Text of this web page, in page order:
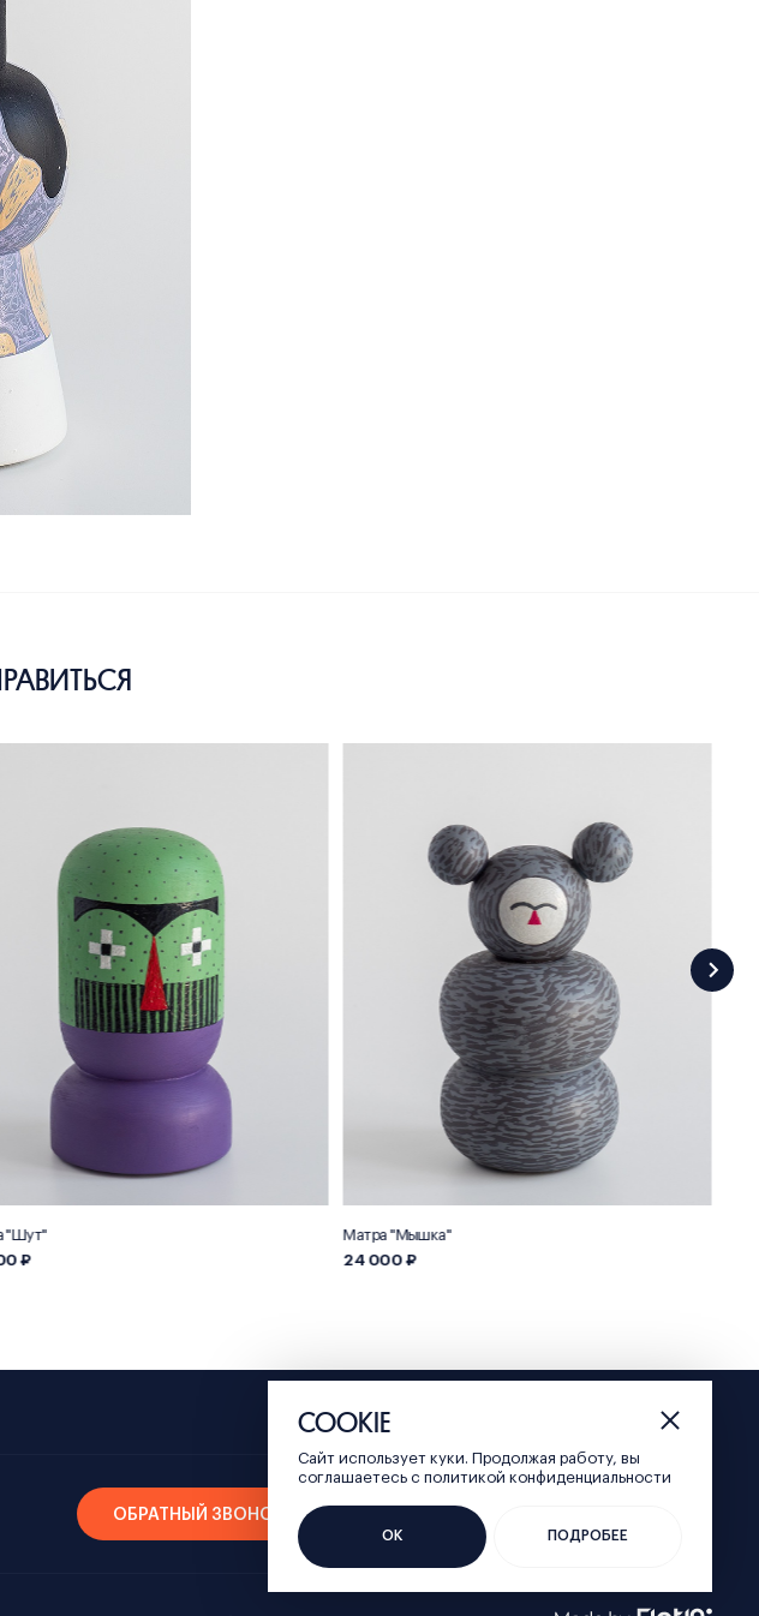
"Шут"
₽
Матра "Мышка"
24 000 ₽
store@nizhny800.ru +7-952-767-46-90
ОБРАТНЫЙ ЗВОНОК ПОРТАЛ НИЖНИЙ 800
COOKIE
Сайт использует куки. Продолжая работу, вы
соглашаетесь c политикой конфиденциальности
ОК ПОДРОБЕЕ